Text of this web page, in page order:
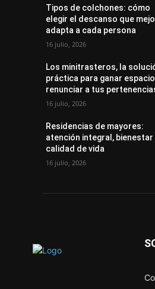
Tipos de colchones: cómo
elegir el descanso que
adapta a cada persona
16 julio, 2026
Los minitrasteros, la
práctica para ganar
renunciar a tus
16 julio, 2026
Residencias de mayores:
atención integral, bienestar
calidad de vida
16 julio, 2026